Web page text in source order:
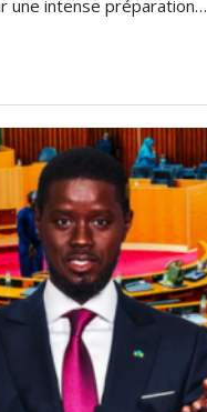
une intense préparation…